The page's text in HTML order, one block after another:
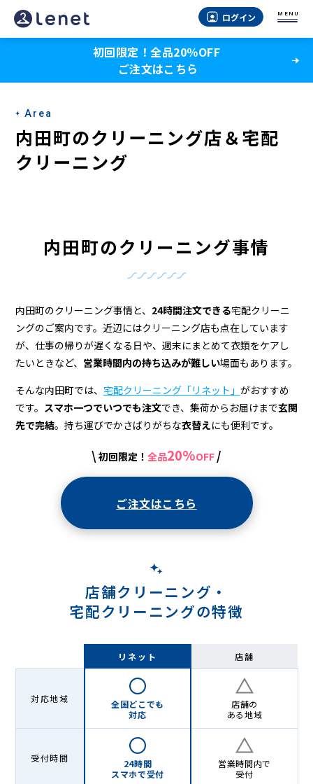
内
田
の
ク
リ
ー
宅
配
ク
リ
ー
ログイン MENU
初回限定！全品20％OFF
ご注文はこちら
Area
内田町のクリーニング店＆宅配
クリーニング
内田町のクリーニング事情
内田町のクリーニング事情と、 24時間注文できる宅配クリーニ
ングのご案内です。近辺にはクリーニング店も点在しています
が、仕事の帰りが遅くなる日や、週末にまとめて衣類をケアし
たいときなど、 営業時間内の持ち込みが難しい場面もあります。
そんな内田町では、 宅配クリーニング「リネット」 がおすすめ
です。 スマホ一つでいつでも注文でき、集荷からお届けまで玄関
先で完結。持ち運びでかさばりがちな衣替えにも便利です。
\ 初回限定！ 全品20%OFF /
ご注文はこちら
店舗クリーニング・
宅配クリーニングの特徴
リネット 店舗
対応地域
全国どこでも
対応
店舗の
ある地域
受付時間
24時間
スマホで受付
営業時間内で
受付